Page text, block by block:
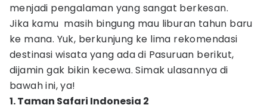
menjadi pengalaman yang sangat berkesan.
Jika kamu masih bingung mau liburan tahun baru
ke mana. Yuk, berkunjung ke lima rekomendasi
destinasi wisata yang ada di Pasuruan berikut,
dijamin gak bikin kecewa. Simak ulasannya di
bawah ini, ya!
1. Taman Safari Indonesia 2